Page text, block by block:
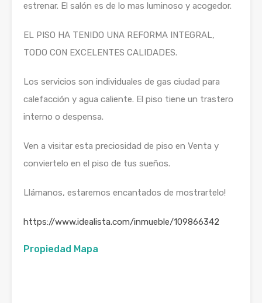
estrenar. El salón es de lo mas luminoso y acogedor.
EL PISO HA TENIDO UNA REFORMA INTEGRAL,
TODO CON EXCELENTES CALIDADES.
Los servicios son individuales de gas ciudad para
calefacción y agua caliente. El piso tiene un trastero
interno o despensa.
Ven a visitar esta preciosidad de piso en Venta y
conviertelo en el piso de tus sueños.
Llámanos, estaremos encantados de mostrartelo!
https://www.idealista.com/inmueble/109866342
Propiedad Mapa